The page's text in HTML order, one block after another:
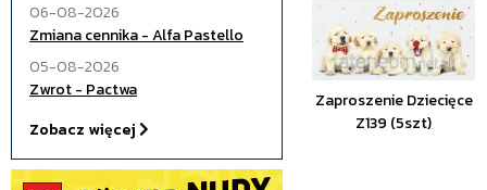
06-08-2026
Zmiana cennika - Alfa Pastello
05-08-2026
Zwrot - Pactwa
Zobacz więcej
Zaproszenie Dziecięce
Z139 (5szt)